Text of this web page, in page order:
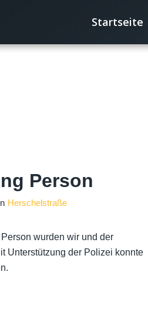
Startseite
Person
Herschelstraße
wurden wir und der
Unterstützung der Polizei konnte